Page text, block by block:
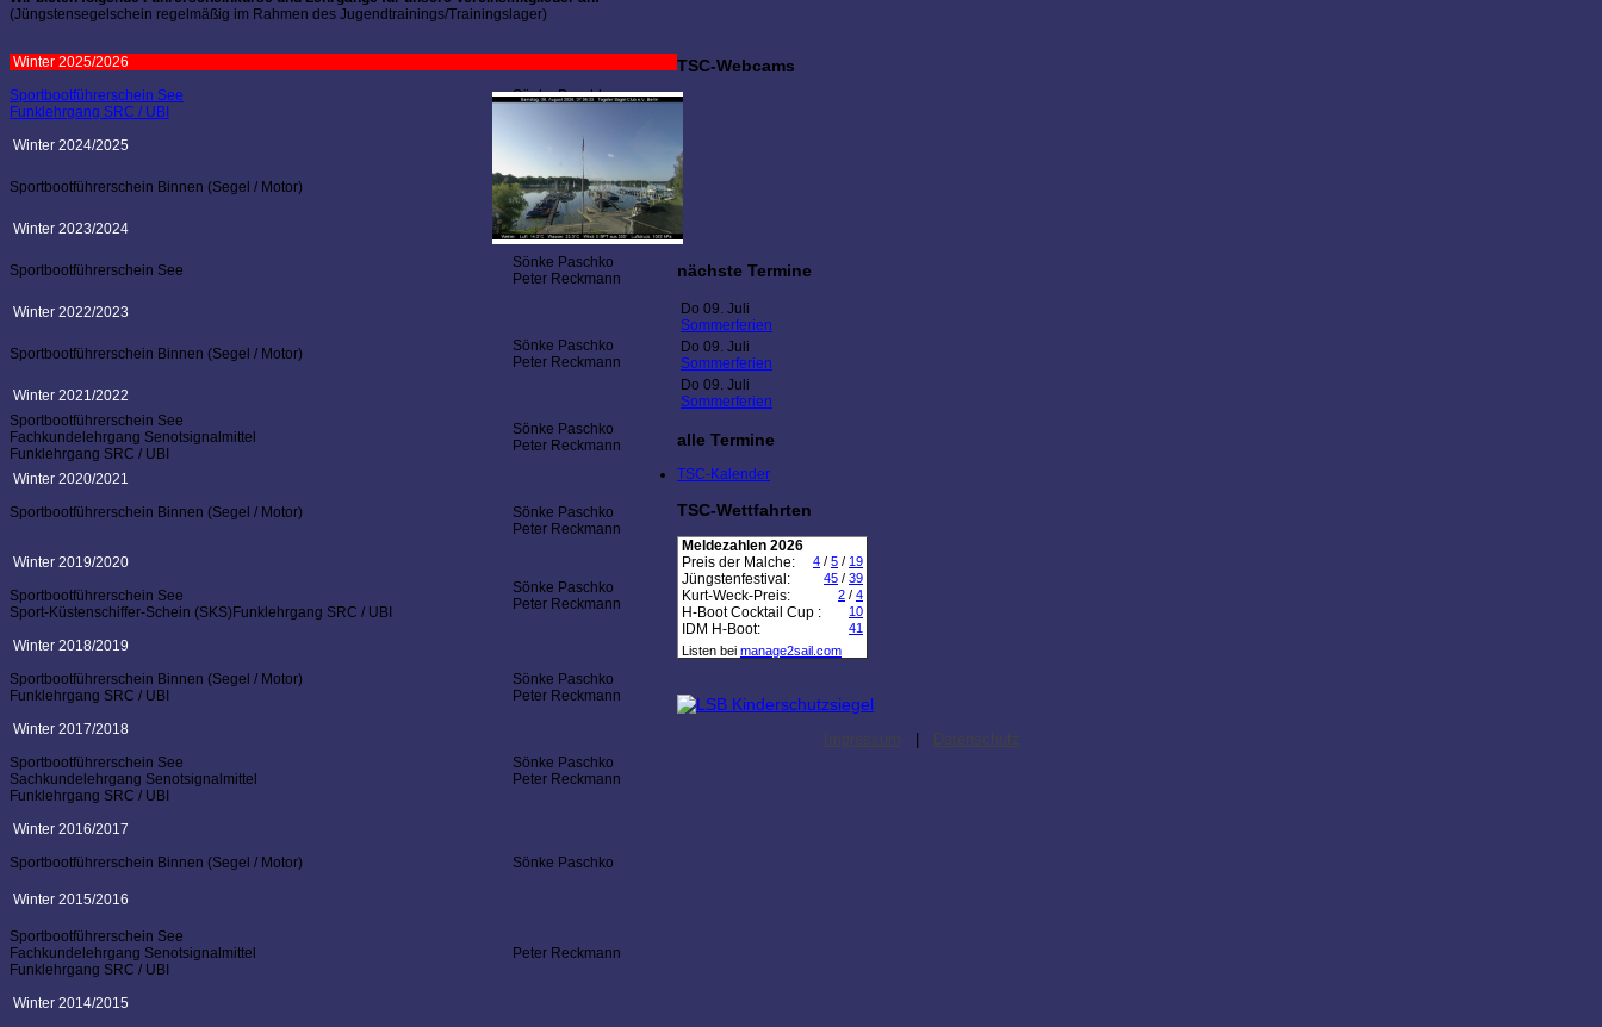
(Jüngstensegelschein regelmäßig im Rahmen des Jugendtrainings/Trainingslager)
Winter 2025/2026
Sportbootführerschein See
Funklehrgang SRC / UBI
Sönke Paschko
Winter 2024/2025
Sportbootführerschein Binnen (Segel / Motor)
Sönke Paschko
Christine Wassilew
Winter 2023/2024
Sportbootführerschein See
Sönke Paschko
Peter Reckmann
Winter 2022/2023
Sportbootführerschein Binnen (Segel / Motor)
Sönke Paschko
Peter Reckmann
Winter 2021/2022
Sportbootführerschein See
Fachkundelehrgang Senotsignalmittel
Funklehrgang SRC / UBI
Sönke Paschko
Peter Reckmann
Winter 2020/2021
Sportbootführerschein Binnen (Segel / Motor)
Sönke Paschko
Peter Reckmann
Winter 2019/2020
Sportbootführerschein See
Sport-Küstenschiffer-Schein (SKS)Funklehrgang SRC / UBI
Sönke Paschko
Peter Reckmann
Winter 2018/2019
Sportbootführerschein Binnen (Segel / Motor)
Funklehrgang SRC / UBI
Sönke Paschko
Peter Reckmann
Winter 2017/2018
Sportbootführerschein See
Sachkundelehrgang Senotsignalmittel
Funklehrgang SRC / UBI
Sönke Paschko
Peter Reckmann
Winter 2016/2017
Sportbootführerschein Binnen (Segel / Motor)
Sönke Paschko
Winter 2015/2016
Sportbootführerschein See
Fachkundelehrgang Senotsignalmittel
Funklehrgang SRC / UBI
Peter Reckmann
Winter 2014/2015
TSC-Webcams
nächste Termine
Do 09. Juli
Sommerferien
Do 09. Juli
Sommerferien
Do 09. Juli
Sommerferien
alle Termine
TSC-Kalender
TSC-Wettfahrten
Meldezahlen 2026
Preis der Malche:
4 / 5 / 19
Jüngstenfestival: 45 / 39
Kurt-Weck-Preis: 2 / 4
H-Boot Cocktail Cup : 10
IDM H-Boot:
41
Listen bei manage2sail.com
Impressum | Datenschutz